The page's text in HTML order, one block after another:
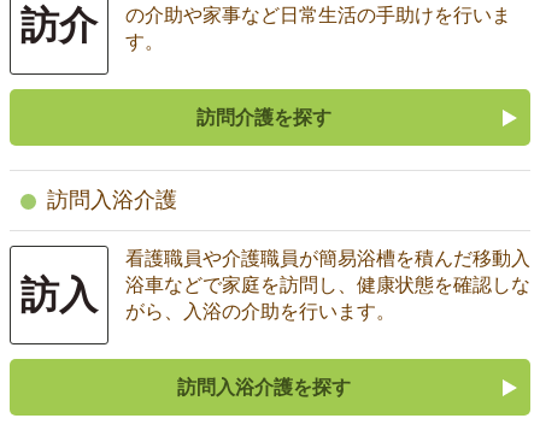
訪介
の介助や家事など日常生活の手助けを行いま
す。
訪問介護を探す
訪問入浴介護
訪入
看護職員や介護職員が簡易浴槽を積んだ移動入
浴車などで家庭を訪問し、健康状態を確認しな
がら、入浴の介助を行います。
訪問入浴介護を探す